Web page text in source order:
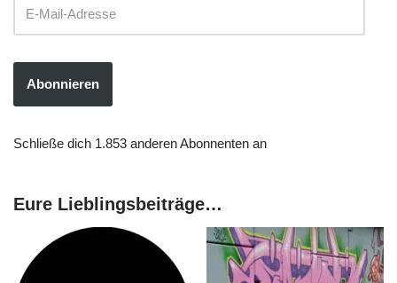
Abonnieren
Schließe dich 1.853 anderen Abonnenten an
Eure Lieblingsbeiträge…